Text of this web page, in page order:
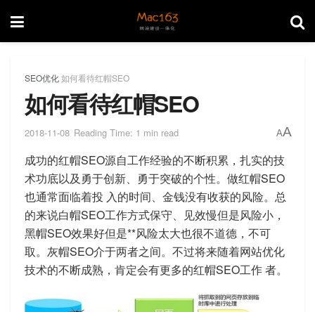
SEO优化如何看待红帽SEO
如何看待红帽SEO
2018-11-08 Reading Time: 1 min read AA
成功的红帽SEO源自工作经验的不断积累，扎实的技
术功底以及勇于创新、勇于突破的个性。做红帽SEO
也通常面临着投 入的时间、金钱没有收获的风险。总
的来说白帽SEO工作方式保守、见效慢但是风险小，
黑帽SEO效果好但是**风险太大也很不道德，不可
取。灰帽SEO介于两者之间。不过将来随着网站优化
技术的不断成熟，肯定会有更多的红帽SEO工作 者。